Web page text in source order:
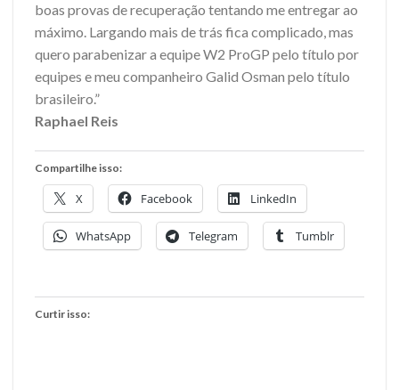
boas provas de recuperação tentando me entregar ao
máximo. Largando mais de trás fica complicado, mas
quero parabenizar a equipe W2 ProGP pelo título por
equipes e meu companheiro Galid Osman pelo título
brasileiro.”
Raphael Reis
Compartilhe isso:
X Facebook LinkedIn
WhatsApp Telegram Tumblr
Curtir isso: